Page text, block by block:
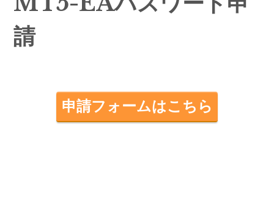
請
申請フォームはこちら